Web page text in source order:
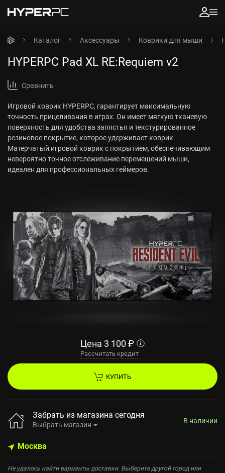
Каталог Аксессуары Коврики для мыши
HYPERPC Pad XL RE:Requiem v2
Сравнить
Игровой коврик HYPERPC, гарантирует максимальную
точность прицеливания в играх. Он имеет мягкую тканевую
поверхность для удобства запястья и текстурированное
резиновое покрытие, которое удерживает коврик.
Матерчатый игровой коврик с покрытием, обеспечивающим
невероятно точное отслеживание перемещений мыши,
идеален для профессиональных геймеров.
Цена 3 100 ₽
Рассчитать кредит
КУПИТЬ
Забрать из магазина сегодня
Выбрать магазин В наличии
Москва
Не удалось найти варианты доставки. Выберите другой город или